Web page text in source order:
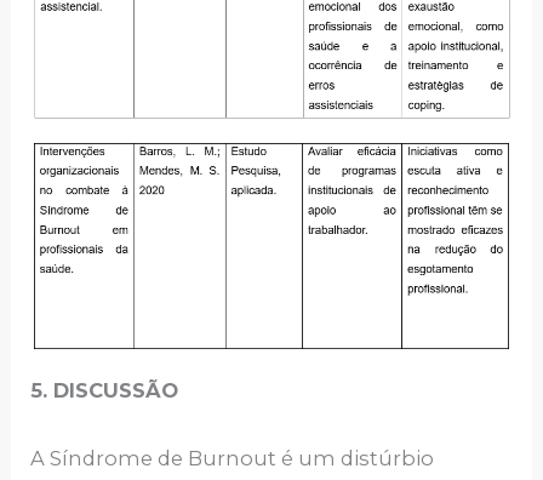
5. DISCUSSÃO
A Síndrome de Burnout é um distúrbio